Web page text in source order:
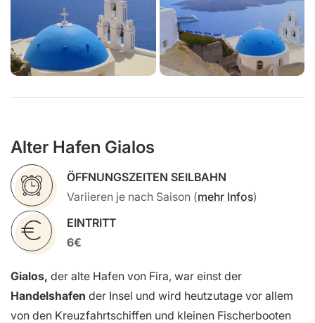
Alter Hafen Gialos
ÖFFNUNGSZEITEN SEILBAHN
Variieren je nach Saison (mehr Infos)
EINTRITT
6€
Gialos, der alte Hafen von Fira, war einst der
Handelshafen der Insel und wird heutzutage vor allem
von den Kreuzfahrtschiffen und kleinen Fischerbooten